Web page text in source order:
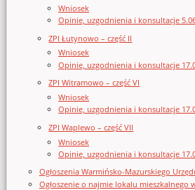
Wniosek
Opinie, uzgodnienia i konsultacje
ZPI Łutynowo – część II
Wniosek
Opinie, uzgodnienia i konsultacje
ZPI Witramowo – część VI
Wniosek
Opinie, uzgodnienia i konsultacje
ZPI Waplewo – część VII
Wniosek
Opinie, uzgodnienia i konsultacje
Ogłoszenia Warmińsko-Mazurskiego
Ogłoszenie o najmie lokalu mieszkalnego